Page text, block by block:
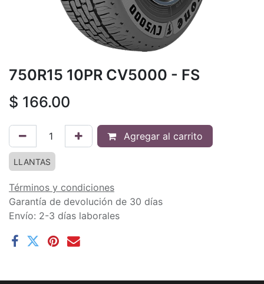
750R15 10PR CV5000 - FS
$ 166.00
Agregar al carrito
LLANTAS
Términos y condiciones
Garantía de devolución de 30 días
Envío: 2-3 días laborales